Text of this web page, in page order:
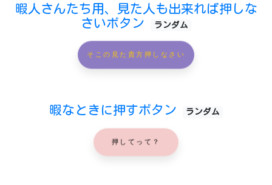
暇人さんたち用、見た人も出来れば押しな
さいボタン
ランダム
そこの見た貴方押しなさい
暇なときに押すボタン ランダム
押してって？